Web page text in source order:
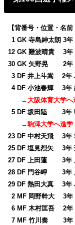
【背番号・位置・名
01 GK 寺島紳太朗 3
12 GK 難波晴貴 3年
30 GK 矢野晃 2年
03 DF 井上斗嵩 2年
04 DF 小池春輝 3年
→大阪体育大学へ
05 DF 坂田陸 3年
→駒澤大学へ進学
23 DF 中村天飛 3年
25 DF 塩見烈矢 3年
27 DF 上田蓮 3年
28 DF 門谷岬 3年
29 DF 熱田大真 3年
02 MF 岡野幹大 3年
06 MF 木村匡吾 2年
07 MF 竹川奏 3年